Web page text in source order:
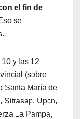
el fin de
se
y las 12
(sobre
Santa María de
Sitrasap, Upcn,
La Pampa,